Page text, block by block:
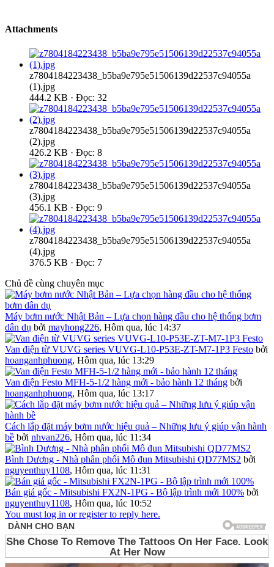
Attachments
z7804184223438_b5ba9e795e51506139d22537c94055a
(1).jpg
444.2 KB · Đọc: 32
z7804184223438_b5ba9e795e51506139d22537c94055a
(2).jpg
426.2 KB · Đọc: 8
z7804184223438_b5ba9e795e51506139d22537c94055a
(3).jpg
456.1 KB · Đọc: 9
z7804184223438_b5ba9e795e51506139d22537c94055a
(4).jpg
376.5 KB · Đọc: 7
Chủ đề cùng chuyên mục
Máy bơm nước Nhật Bản – Lựa chọn hàng đầu cho hệ thống bơm
dân dụ bởi mayhong226, Hôm qua, lúc 14:37
Van điện từ VUVG series VUVG-L10-P53E-ZT-M7-1P3 Festo bởi
hoanganhphuong, Hôm qua, lúc 13:29
Van điện Festo MFH-5-1/2 hàng mới - bảo hành 12 tháng bởi
hoanganhphuong, Hôm qua, lúc 13:17
Cách lắp đặt máy bơm nước hiệu quả – Những lưu ý giúp vận hành
bề bởi nhvan226, Hôm qua, lúc 11:34
Bình Dương - Nhà phân phối Mô đun Mitsubishi QD77MS2 bởi
nguyenthuy1108, Hôm qua, lúc 11:31
Bán giá gốc - Mitsubishi FX2N-1PG - Bộ lập trình mới 100% bởi
nguyenthuy1108, Hôm qua, lúc 10:52
You must log in or register to reply here.